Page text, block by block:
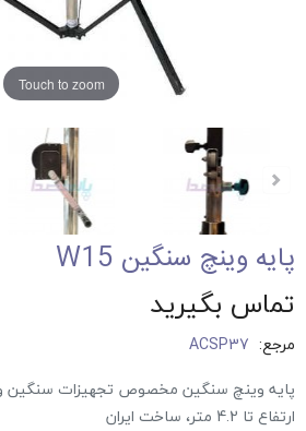
Touch to zoom
پایه وینچ سنگین W15
تماس بگیرید
مرجع: ACSP37
پایه وینچ سنگین مخصوص تجهیزات سنگین
ارتفاع تا 4.2 متر، ساخت ایران